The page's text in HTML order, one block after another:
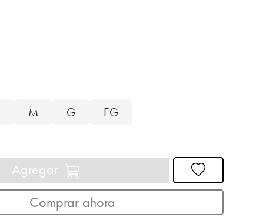
M G EG
Agregar
Comprar ahora